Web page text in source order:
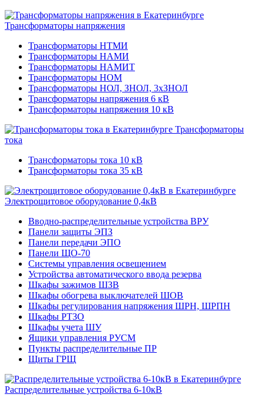
Трансформаторы напряжения
Трансформаторы НТМИ
Трансформаторы НАМИ
Трансформаторы НАМИТ
Трансформаторы НОМ
Трансформаторы НОЛ, ЗНОЛ, 3хЗНОЛ
Трансформаторы напряжения 6 кВ
Трансформаторы напряжения 10 кВ
Трансформаторы
тока
Трансформаторы тока 10 кВ
Трансформаторы тока 35 кВ
Электрощитовое оборудование 0,4кВ
Вводно-распределительные устройства ВРУ
Панели защиты ЭПЗ
Панели передачи ЭПО
Панели ЩО-70
Системы управления освещением
Устройства автоматического ввода резерва
Шкафы зажимов ШЗВ
Шкафы обогрева выключателей ШОВ
Шкафы регулирования напряжения ШРН, ШРПН
Шкафы РТЗО
Шкафы учета ШУ
Ящики управления РУСМ
Пункты распределительные ПР
Щиты ГРЩ
Распределительные устройства 6-10кВ